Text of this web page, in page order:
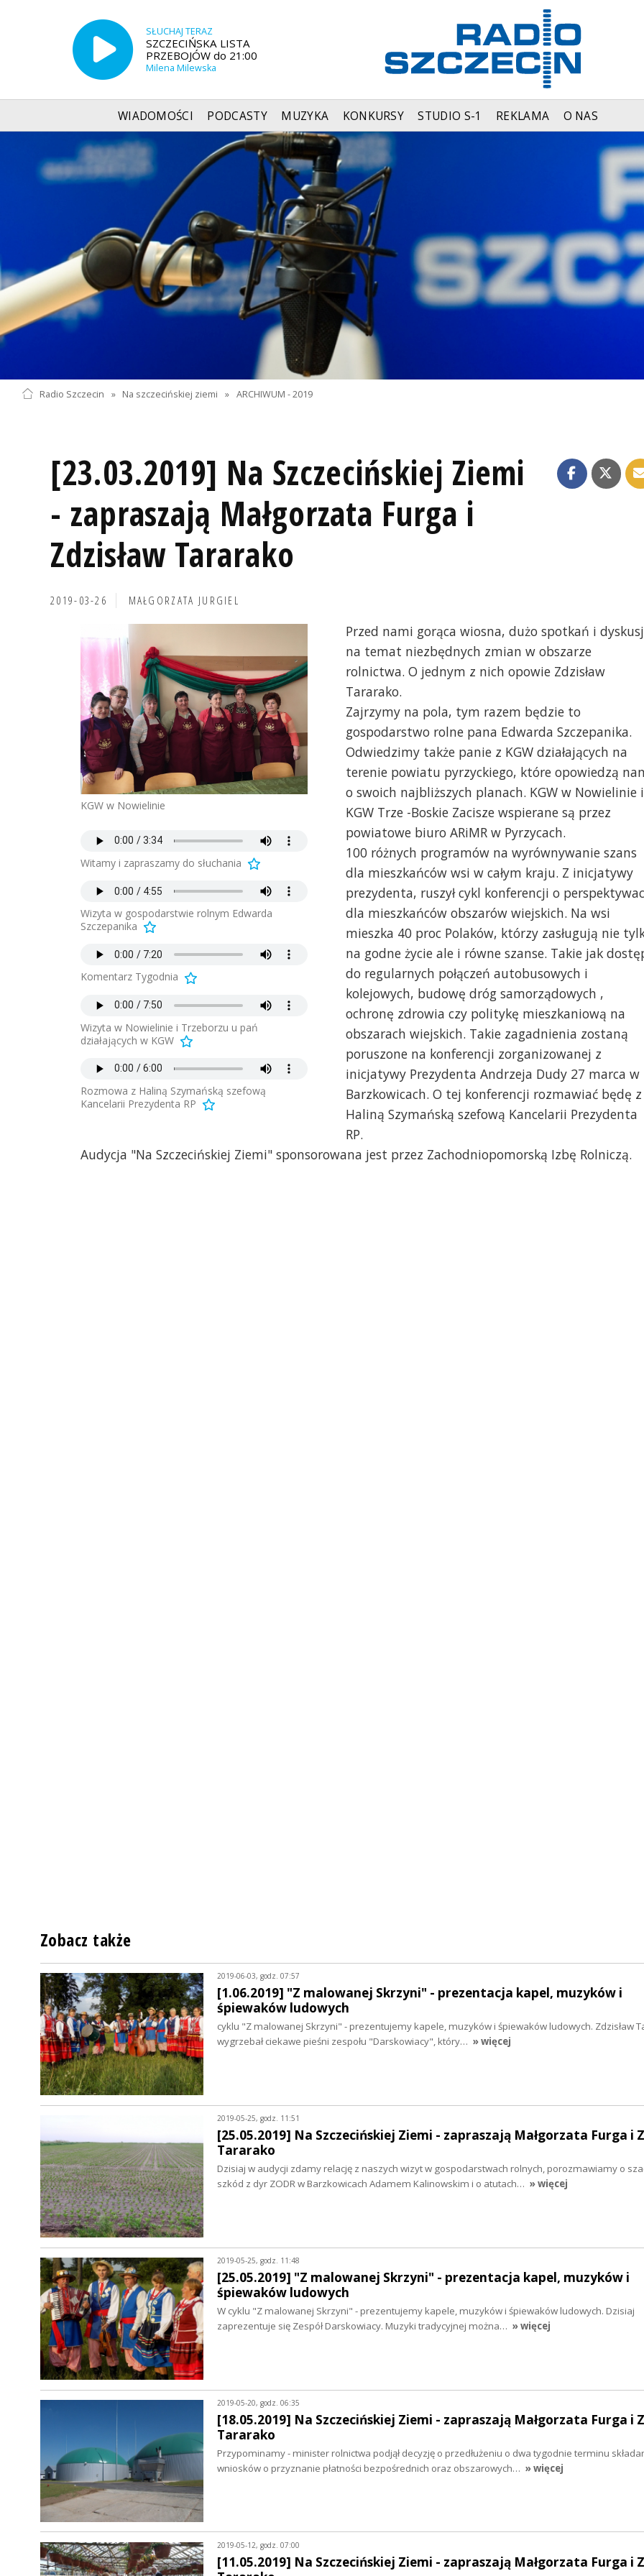
SŁUCHAJ TERAZ
SZCZECIŃSKA LISTA
PRZEBOJÓW do 21:00
Milena Milewska
WIADOMOŚCI PODCASTY MUZYKA KONKURSY STUDIO S-1 REKLAMA O NAS
Radio Szczecin » Na szczecińskiej ziemi » ARCHIWUM - 2019
[23.03.2019] Na Szczecińskiej Ziemi
- zapraszają Małgorzata Furga i
Zdzisław Tararako
2019-03-26 MAŁGORZATA JURGIEL
KGW w Nowielinie
Witamy i zapraszamy do słuchania
Wizyta w gospodarstwie rolnym Edwarda
Szczepanika
Komentarz Tygodnia
Wizyta w Nowielinie i Trzeborzu u pań
działających w KGW
Rozmowa z Haliną Szymańską szefową
Kancelarii Prezydenta RP
Przed nami gorąca wiosna, dużo spotkań i
na temat niezbędnych zmian w obszarze
rolnictwa. O jednym z nich opowie Zdzisław
Tararako.
Zajrzymy na pola, tym razem będzie to
gospodarstwo rolne pana Edwarda Szczepanika.
Odwiedzimy także panie z KGW działających na
terenie powiatu pyrzyckiego, które opowiedzą
o swoich najbliższych planach. KGW w Nowielinie i
KGW Trze -Boskie Zacisze wspierane są przez
powiatowe biuro ARiMR w Pyrzycach.
100 różnych programów na wyrównywanie szans
dla mieszkańców wsi w całym kraju. Z inicjatywy
prezydenta, ruszył cykl konferencji o
dla mieszkańców obszarów wiejskich. Na wsi
mieszka 40 proc Polaków, którzy zasługują nie
na godne życie ale i równe szanse. Takie jak
do regularnych połączeń autobusowych i
kolejowych, budowę dróg samorządowych ,
ochronę zdrowia czy politykę mieszkaniową na
obszarach wiejskich. Takie zagadnienia zostaną
poruszone na konferencji zorganizowanej z
inicjatywy Prezydenta Andrzeja Dudy 27 marca w
Barzkowicach. O tej konferencji rozmawiać będę z
Haliną Szymańską szefową Kancelarii Prezydenta
RP.
Audycja "Na Szczecińskiej Ziemi" sponsorowana jest przez Zachodniopomorską Izbę Rolniczą.
Zobacz także
2019-06-03, godz. 07:57
[1.06.2019] "Z malowanej Skrzyni" - prezentacja kapel, muzyków i
śpiewaków ludowych
cyklu "Z malowanej Skrzyni" - prezentujemy kapele, muzyków i śpiewaków ludowych. Zdzisław
wygrzebał ciekawe pieśni zespołu "Darskowiacy", który… » więcej
2019-05-25, godz. 11:51
[25.05.2019] Na Szczecińskiej Ziemi - zapraszają Małgorzata Furga i
Tararako
Dzisiaj w audycji zdamy relację z naszych wizyt w gospodarstwach rolnych, porozmawiamy o
szkód z dyr ZODR w Barzkowicach Adamem Kalinowskim i o atutach… » więcej
2019-05-25, godz. 11:48
[25.05.2019] "Z malowanej Skrzyni" - prezentacja kapel, muzyków i
śpiewaków ludowych
W cyklu "Z malowanej Skrzyni" - prezentujemy kapele, muzyków i śpiewaków ludowych. Dzisiaj
zaprezentuje się Zespół Darskowiacy. Muzyki tradycyjnej można… » więcej
2019-05-20, godz. 06:35
[18.05.2019] Na Szczecińskiej Ziemi - zapraszają Małgorzata Furga i
Tararako
Przypominamy - minister rolnictwa podjął decyzję o przedłużeniu o dwa tygodnie terminu
wniosków o przyznanie płatności bezpośrednich oraz obszarowych… » więcej
2019-05-12, godz. 07:00
[11.05.2019] Na Szczecińskiej Ziemi - zapraszają Małgorzata Furga i